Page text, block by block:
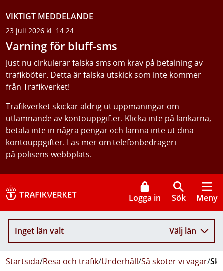
VIKTIGT MEDDELANDE
23 juli 2026 kl. 14:24
Varning för bluff-sms
Just nu cirkulerar falska sms om krav på betalning av
trafikböter. Detta är falska utskick som inte kommer
från Trafikverket!
Trafikverket skickar aldrig ut uppmaningar om
utlämnande av kontouppgifter. Klicka inte på länkarna,
betala inte in några pengar och lämna inte ut dina
kontouppgifter. Läs mer om telefonbedrägeri
på polisens webbplats.
Logga in Sök Meny
Inget län valt Välj län
Startsida/Resa och trafik/Underhåll/Så sköter vi vägar/